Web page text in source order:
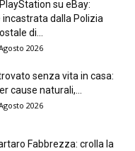
su eBay:
dalla Polizia
di...
2026
senza vita in casa:
cause naturali,...
2026
Fabbrezza: crolla la